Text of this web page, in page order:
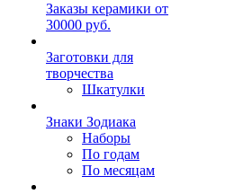
Заказы керамики от
30000 руб.
Заготовки для
творчества
Шкатулки
Знаки Зодиака
Наборы
По годам
По месяцам